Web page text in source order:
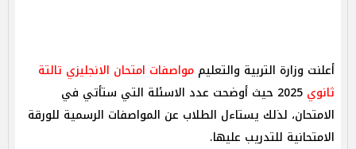
أعلنت وزارة التربية والتعليم مواصفات امتحان الانجليزي تالتة
ثانوي
2025 حيث أوضحت عدد الاسئلة التي ستأتي في
الامتحان، لذلك يستاءل الطلاب عن المواصفات الرسمية للورقة
الامتحانية للتدريب عليها.